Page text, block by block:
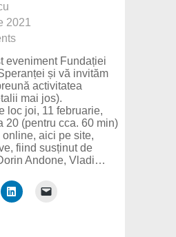
2021
eveniment Fundației
și vă invităm
activitatea
mai jos).
loc joi, 11 februarie,
20 (pentru cca. 60 min)
aici pe site,
fiind susținut de
Andone, Vladi…